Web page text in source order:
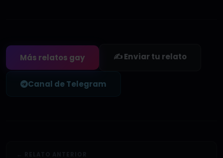
Más relatos gay ✍️ Enviar tu relato
Canal de Telegram